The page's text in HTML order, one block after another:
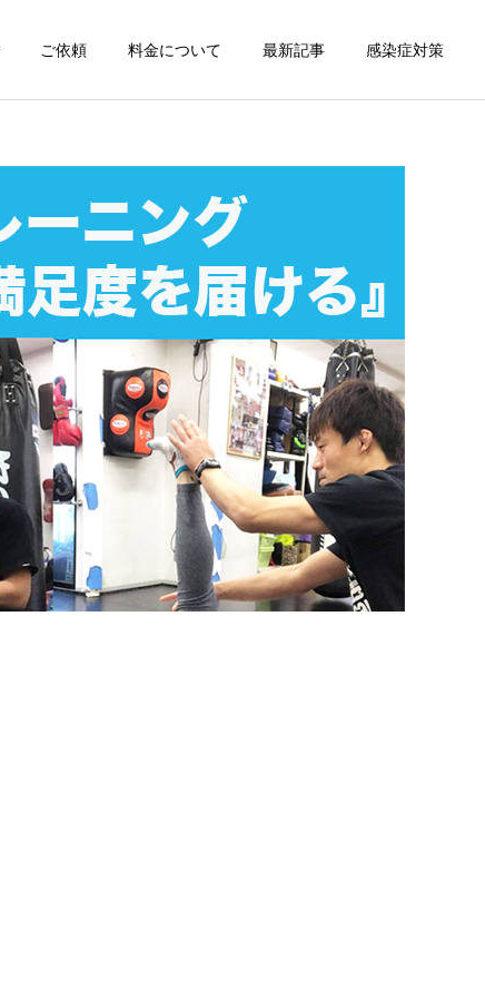
ご依頼 料金について 最新記事 感染症対策
詳細を見る
出張パーソナルトレ
部屋が狭くても出張パーソ
ナルは受けられる？｜東京
出張キックボクシング 元日
本王者
出張パーソナルトレ
パーソナルって結局いくら
かかるの？ ジムと出張で何
が違うの？